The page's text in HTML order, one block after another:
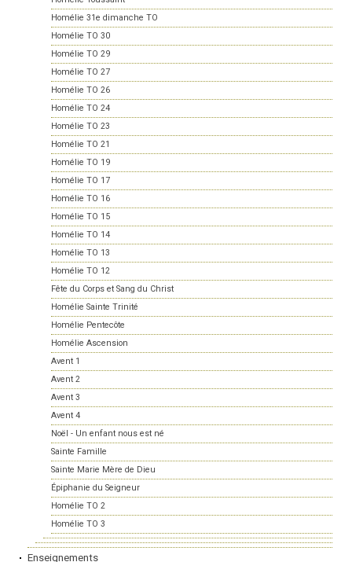
Homélie 31e dimanche TO
Homélie TO 30
Homélie TO 29
Homélie TO 27
Homélie TO 26
Homélie TO 24
Homélie TO 23
Homélie TO 21
Homélie TO 19
Homélie TO 17
Homélie TO 16
Homélie TO 15
Homélie TO 14
Homélie TO 13
Homélie TO 12
Fête du Corps et Sang du Christ
Homélie Sainte Trinité
Homélie Pentecôte
Homélie Ascension
Avent 1
Avent 2
Avent 3
Avent 4
Noël - Un enfant nous est né
Sainte Famille
Sainte Marie Mère de Dieu
Épiphanie du Seigneur
Homélie TO 2
Homélie TO 3
Enseignements